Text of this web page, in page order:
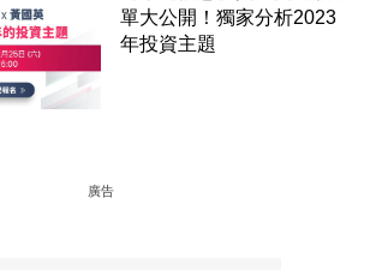
單大公開！獨家分析2023
年投資主題
廣告